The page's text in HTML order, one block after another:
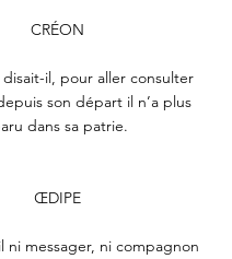
CRÉON
il, pour aller consulter
son départ il n’a plus
dans sa patrie.
ŒDIPE
ni messager, ni compagnon